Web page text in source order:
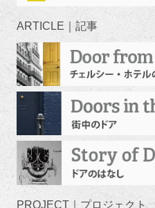
ARTICLE｜記事
PROJECT｜プロジェクト